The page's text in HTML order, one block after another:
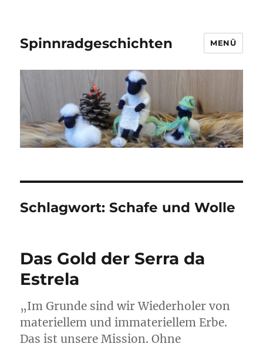
Spinnradgeschichten MENÜ
Schlagwort:Schafe und Wolle
Das Gold der Serra da
Estrela
„Im Grunde sind wir Wiederholer von
materiellem und immateriellem Erbe.
Das ist unsere Mission. Ohne